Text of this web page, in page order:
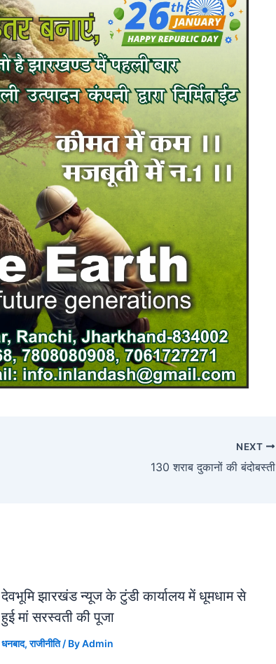
NEXT
130 शराब दुकानों की बंदोबस्ती
देवभूमि झारखंड न्यूज के टुंडी कार्यालय में धूमधाम से
हुई मां सरस्वती की पूजा
धनबाद,राजीनीति/ ByAdmin